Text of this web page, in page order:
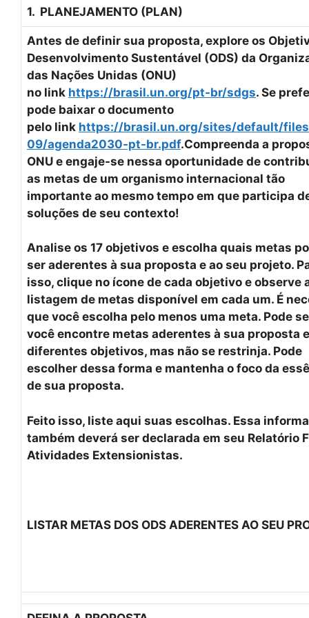
1. PLANEJAMENTO (PLAN)
Antes de definir sua proposta, explore os
Desenvolvimento Sustentável (ODS) da
das Nações Unidas (ONU)
no link https://brasil.un.org/pt-br/sdgs. Se
pode baixar o documento
pelo link https://brasil.un.org/sites/default/
09/agenda2030-pt-br.pdf.Compreenda a
ONU e engaje-se nessa oportunidade de
as metas de um organismo internacional tão
importante ao mesmo tempo em que participa
soluções de seu contexto!
Analise os 17 objetivos e escolha quais metas
ser aderentes à sua proposta e ao seu projeto.
isso, clique no ícone de cada objetivo e observe
listagem de metas disponível em cada um. É
que você escolha pelo menos uma meta. Pode
você encontre metas aderentes à sua proposta
diferentes objetivos, mas não se restrinja. Pode
escolher dessa forma e mantenha o foco da
de sua proposta.
Feito isso, liste aqui suas escolhas. Essa
também deverá ser declarada em seu Relatório
Atividades Extensionistas.
LISTAR METAS DOS ODS ADERENTES AO SEU